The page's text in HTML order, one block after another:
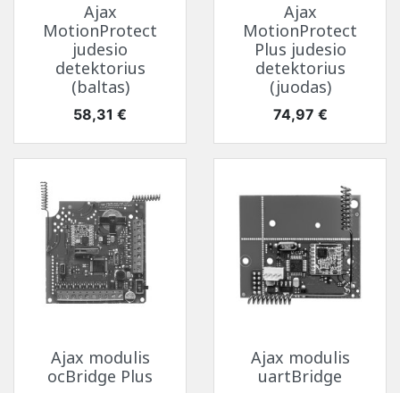
Ajax
MotionProtect
judesio
detektorius
(baltas)
Kaina
58,31 €
Ajax
MotionProtect
Plus judesio
detektorius
(juodas)
Kaina
74,97 €
Ajax modulis
ocBridge Plus
Ajax modulis
uartBridge